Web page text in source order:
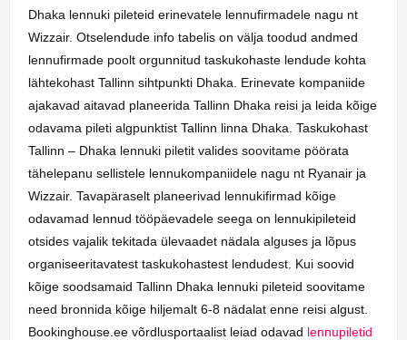
Dhaka lennuki pileteid erinevatele lennufirmadele nagu nt
Wizzair. Otselendude info tabelis on välja toodud andmed
lennufirmade poolt orgunnitud taskukohaste lendude kohta
lähtekohast Tallinn sihtpunkti Dhaka. Erinevate kompaniide
ajakavad aitavad planeerida Tallinn Dhaka reisi ja leida kõige
odavama pileti algpunktist Tallinn linna Dhaka. Taskukohast
Tallinn – Dhaka lennuki piletit valides soovitame pöörata
tähelepanu sellistele lennukompaniidele nagu nt Ryanair ja
Wizzair. Tavapäraselt planeerivad lennukifirmad kõige
odavamad lennud tööpäevadele seega on lennukipileteid
otsides vajalik tekitada ülevaadet nädala alguses ja lõpus
organiseeritavatest taskukohastest lendudest. Kui soovid
kõige soodsamaid Tallinn Dhaka lennuki pileteid soovitame
need bronnida kõige hiljemalt 6-8 nädalat enne reisi algust.
Bookinghouse.ee võrdlusportaalist leiad odavad lennupiletid